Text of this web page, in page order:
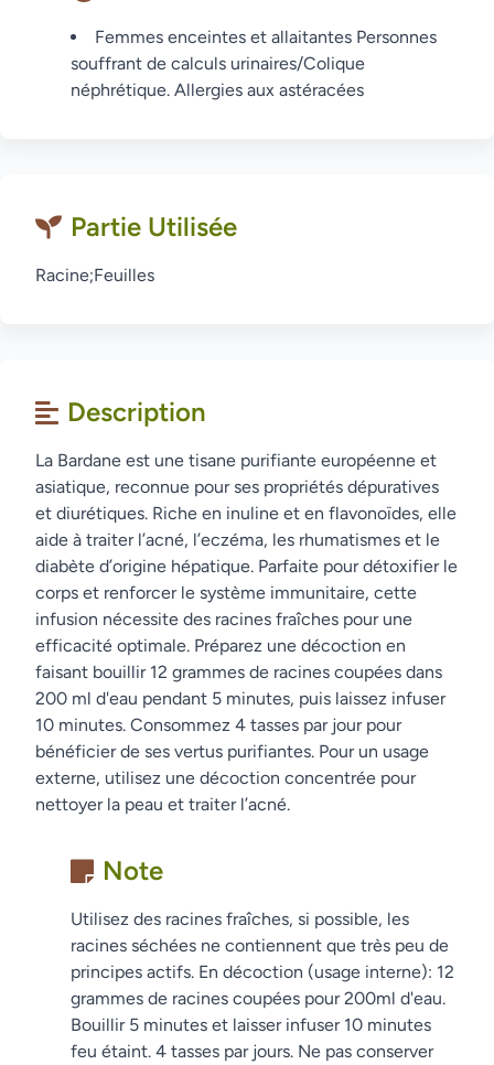
Femmes enceintes et allaitantes Personnes
souffrant de calculs urinaires/Colique
néphrétique. Allergies aux astéracées
Partie Utilisée
Racine;Feuilles
Description
La Bardane est une tisane purifiante européenne et
asiatique, reconnue pour ses propriétés dépuratives
et diurétiques. Riche en inuline et en flavonoïdes, elle
aide à traiter l’acné, l’eczéma, les rhumatismes et le
diabète d’origine hépatique. Parfaite pour détoxifier le
corps et renforcer le système immunitaire, cette
infusion nécessite des racines fraîches pour une
efficacité optimale. Préparez une décoction en
faisant bouillir 12 grammes de racines coupées dans
200 ml d'eau pendant 5 minutes, puis laissez infuser
10 minutes. Consommez 4 tasses par jour pour
bénéficier de ses vertus purifiantes. Pour un usage
externe, utilisez une décoction concentrée pour
nettoyer la peau et traiter l’acné.
Note
Utilisez des racines fraîches, si possible, les
racines séchées ne contiennent que très peu de
principes actifs. En décoction (usage interne): 12
grammes de racines coupées pour 200ml d'eau.
Bouillir 5 minutes et laisser infuser 10 minutes
feu étaint. 4 tasses par jours. Ne pas conserver